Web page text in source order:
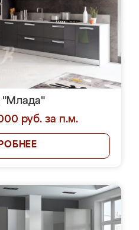
"Млада"
руб. за п.м.